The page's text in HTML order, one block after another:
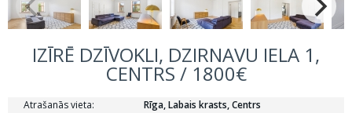
IZĪRĒ DZĪVOKLI, DZIRNAVU IELA 1,
CENTRS / 1800€
Atrašanās vieta:
Rīga, Labais krasts, Centrs